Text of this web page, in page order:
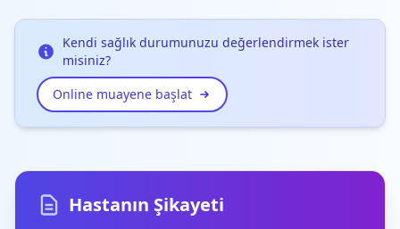
Kendi sağlık durumunuzu değerlendirmek ister
misiniz?
Online muayene başlat
Hastanın Şikayeti